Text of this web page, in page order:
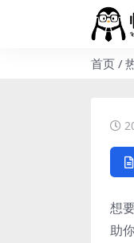
首页
想
助